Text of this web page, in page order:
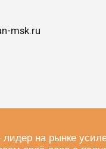
msk.ru
на рынке